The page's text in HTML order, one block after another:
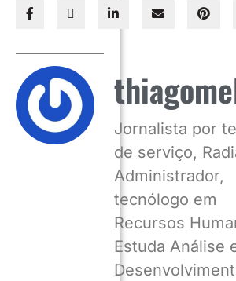
Jornalista por
de serviço,
Administrador,
tecnólogo em
Recursos
Estuda Análise